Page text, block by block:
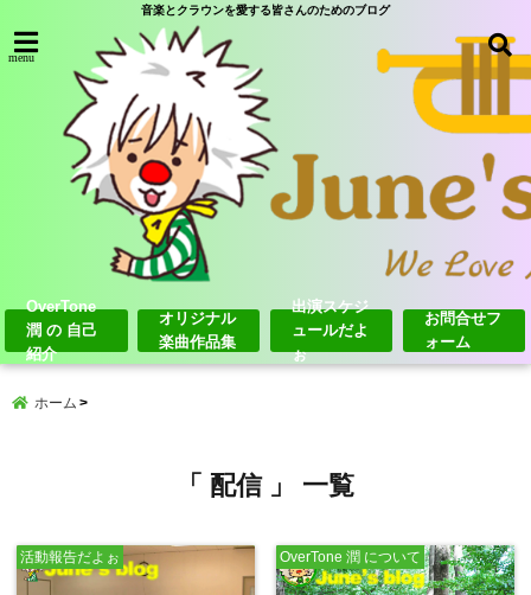
音楽とクラウンを愛する皆さんのためのブログ
menu
OverTone
潤 の 自己
紹介
オリジナル
楽曲作品集
出演スケジ
ュールだよ
ぉ
お問合せフ
ォーム
ホーム
「 配信 」 一覧
活動報告だよぉ OverTone 潤 について